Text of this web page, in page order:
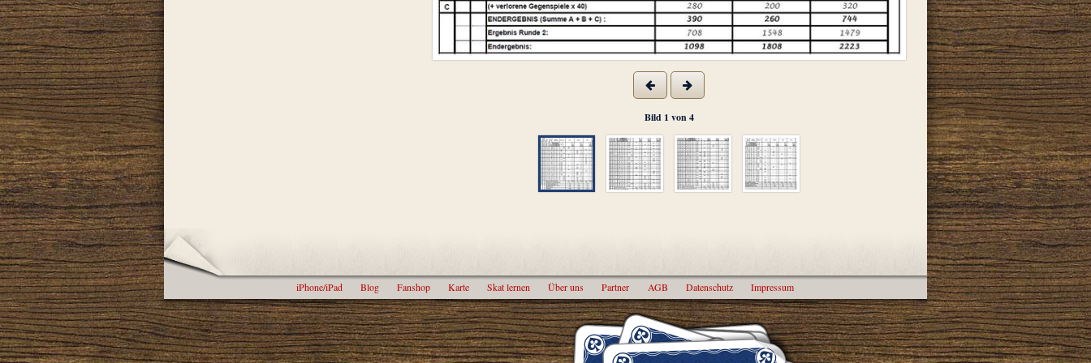
Bild 1 von4
iPhone/iPad Blog Fanshop Karte Skat lernen Über uns Partner AGB Datenschutz Impressum